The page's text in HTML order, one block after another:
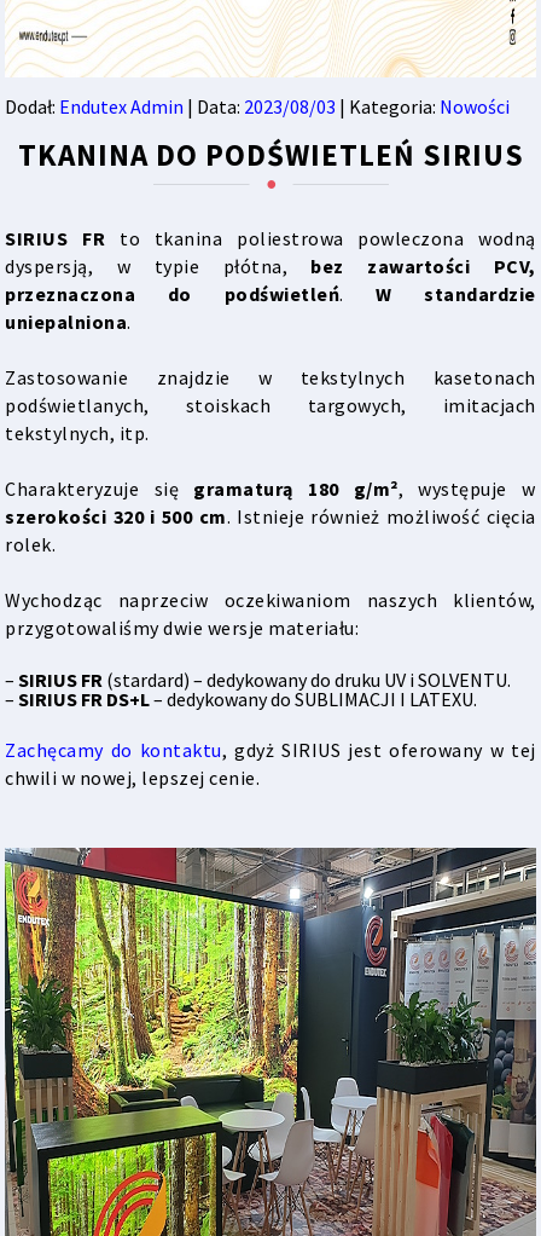
Dodał: Endutex Admin | Data: 2023/08/03 | Kategoria: Nowości
TKANINA DO PODŚWIETLEŃ SIRIUS
SIRIUS FR to tkanina poliestrowa powleczona wodną
dyspersją, w typie płótna, bez zawartości PCV,
przeznaczona do podświetleń.W standardzie
uniepalniona.
Zastosowanie znajdzie w tekstylnych kasetonach
podświetlanych, stoiskach targowych, imitacjach
tekstylnych, itp.
Charakteryzuje się gramaturą 180 g/m², występuje w
szerokości 320 i 500 cm. Istnieje również możliwość cięcia
rolek.
Wychodząc naprzeciw oczekiwaniom naszych klientów,
przygotowaliśmy dwie wersje materiału:
–SIRIUS FR (stardard) – dedykowany do druku UV i SOLVENTU.
–SIRIUS FR DS+L– dedykowany do SUBLIMACJI I LATEXU.
Zachęcamy do kontaktu, gdyż SIRIUS jest oferowany w tej
chwili w nowej, lepszej cenie.